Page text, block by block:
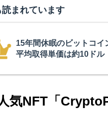
まれています
コインチェック、1銘柄
を発表
気NFT「